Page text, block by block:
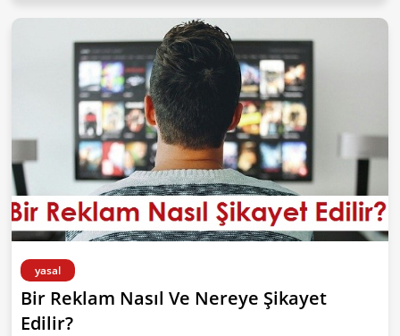
yasal
Bir Reklam Nasıl Ve Nereye Şikayet
Edilir?